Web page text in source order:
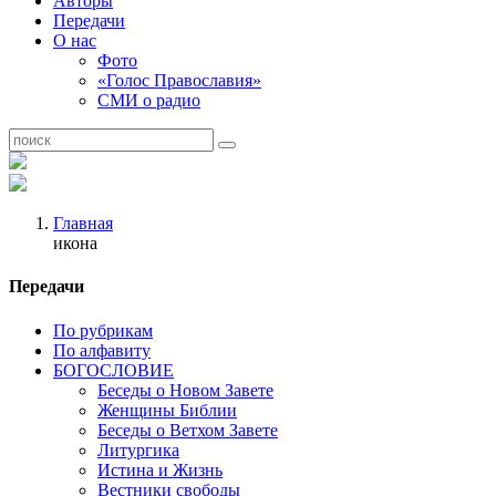
Передачи
О нас
Фото
«Голос Православия»
СМИ о радио
Главная
икона
Передачи
По рубрикам
По алфавиту
БОГОСЛОВИЕ
Беседы о Новом Завете
Женщины Библии
Беседы о Ветхом Завете
Литургика
Истина и Жизнь
Вестники свободы